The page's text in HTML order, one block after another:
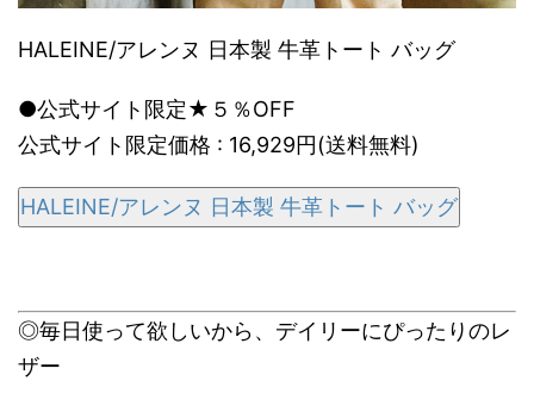
HALEINE/アレンヌ 日本製 牛革トート バッグ
●公式サイト限定★５％OFF
公式サイト限定価格 : 16,929円(送料無料)
HALEINE/アレンヌ 日本製 牛革トート バッグ
◎毎日使って欲しいから、デイリーにぴったりのレ
ザー